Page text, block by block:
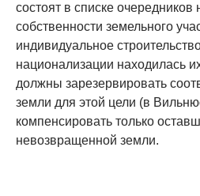
состоят в списке
собственности земельного
индивидуальное
национализации находилась
должны зарезервировать
земли для этой цели (в
компенсировать только
невозвращенной земли.